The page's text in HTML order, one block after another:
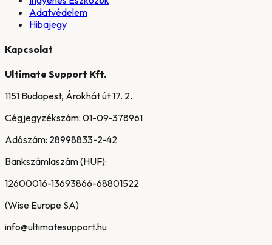
Adatvédelem
Hibajegy
Kapcsolat
Ultimate Support Kft.
1151 Budapest, Árokhát út 17. 2.
Cégjegyzékszám: 01-09-378961
Adószám: 28998833-2-42
Bankszámlaszám (HUF):
12600016-13693866-68801522
(Wise Europe SA)
info@ultimatesupport.hu